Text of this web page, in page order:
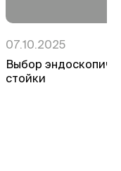
07.10.2025
Выбор
стойки